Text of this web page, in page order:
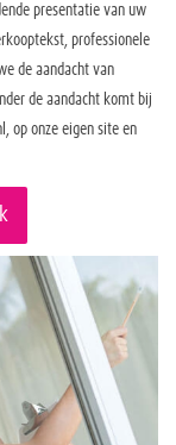
presentatie van uw
professionele
de aandacht van
de aandacht komt bij
op onze eigen site en